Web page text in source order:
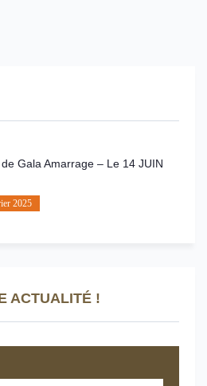
Gala Amarrage – Le 14 JUIN
2025
ACTUALITÉ !